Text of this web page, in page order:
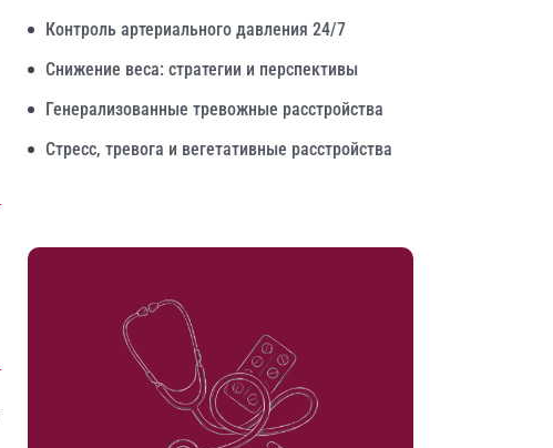
Контроль артериального давления 24/7
Снижение веса: стратегии и перспективы
Генерализованные тревожные расстройства
Стресс, тревога и вегетативные расстройства